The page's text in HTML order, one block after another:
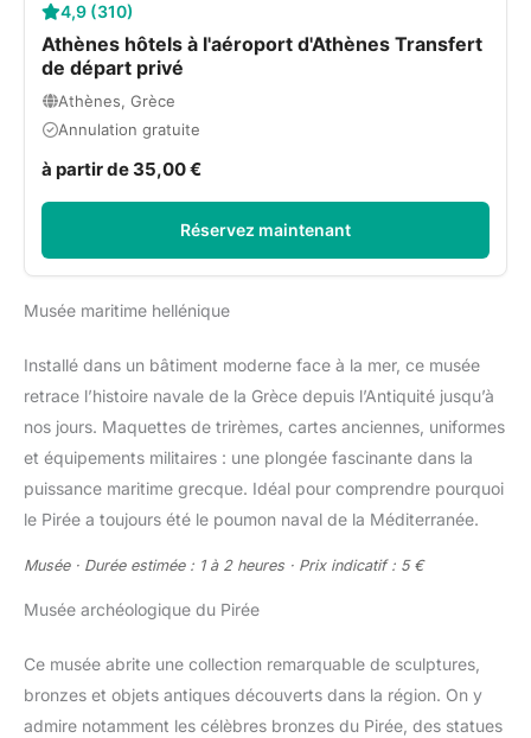
4,9 (310)
Athènes hôtels à l'aéroport d'Athènes Transfert
de départ privé
Athènes, Grèce
Annulation gratuite
à partir de 35,00 €
Réservez maintenant
Musée maritime hellénique
Installé dans un bâtiment moderne face à la mer, ce musée
retrace l’histoire navale de la Grèce depuis l’Antiquité jusqu’à
nos jours. Maquettes de trirèmes, cartes anciennes, uniformes
et équipements militaires : une plongée fascinante dans la
puissance maritime grecque. Idéal pour comprendre pourquoi
le Pirée a toujours été le poumon naval de la Méditerranée.
Musée · Durée estimée : 1 à 2 heures · Prix indicatif : 5 €
Musée archéologique du Pirée
Ce musée abrite une collection remarquable de sculptures,
bronzes et objets antiques découverts dans la région. On y
admire notamment les célèbres bronzes du Pirée, des statues